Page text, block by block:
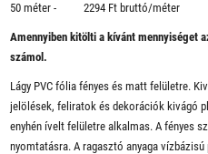
50 méter - 2294 Ft bruttó/méter
Amennyiben kitölti a kívánt mennyiséget
számol.
Lágy PVC fólia fényes és matt felületre.
jelölések, feliratok és dekorációk kivágó
enyhén ívelt felületre alkalmas. A fényes
nyomtatásra. A ragasztó anyaga